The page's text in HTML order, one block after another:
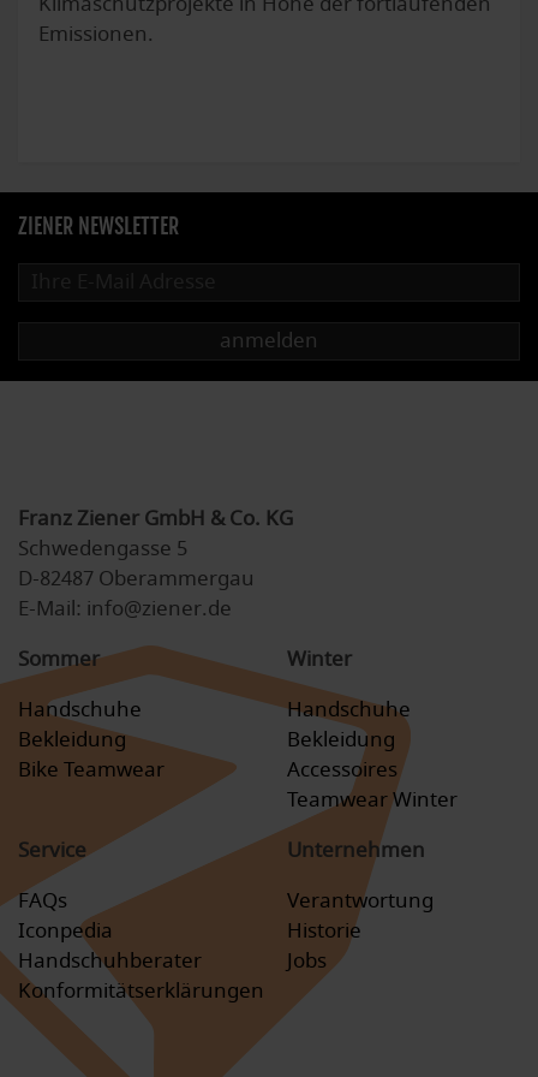
Emissionen.
ZIENER NEWSLETTER
anmelden
Franz Ziener GmbH & Co. KG
Schwedengasse 5
D-82487 Oberammergau
E-Mail: info@ziener.de
Sommer
Handschuhe
Bekleidung
Bike Teamwear
Winter
Handschuhe
Bekleidung
Accessoires
Teamwear Winter
Service
FAQs
Iconpedia
Handschuhberater
Konformitätserklärungen
Unternehmen
Verantwortung
Historie
Jobs